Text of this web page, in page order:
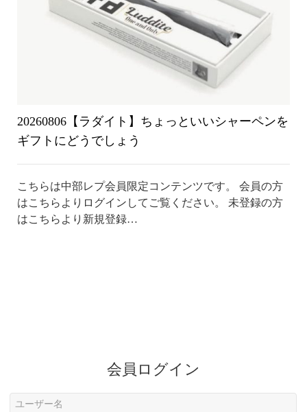
20260806【ラダイト】ちょっといいシャーペンを
ギフトにどうでしょう
こちらは中部レプ会員限定コンテンツです。 会員の方
はこちらよりログインしてご覧ください。 未登録の方
はこちらより新規登録…
会員ログイン